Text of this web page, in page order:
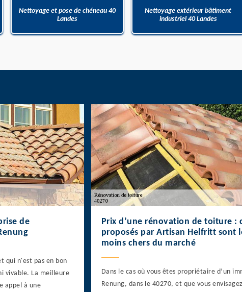
Nettoyage et pose de chéneau 40
Landes
Nettoyage extérieur bâtiment
industriel 40 Landes
de
qui n'est pas en bon
vivable. La meilleure
appel à une
Prix d’une rénovation de toiture :
proposés par Artisan Helfritt sont
moins chers du marché
Dans le cas où vous êtes propriétaire d’un
Renung, dans le 40270, et que vous